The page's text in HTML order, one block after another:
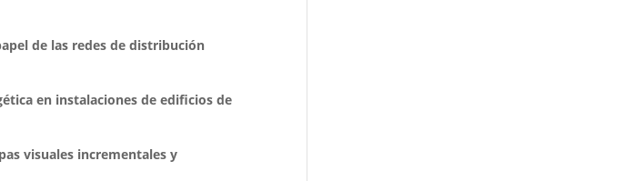
de las redes de distribución
en instalaciones de edificios de
visuales incrementales y